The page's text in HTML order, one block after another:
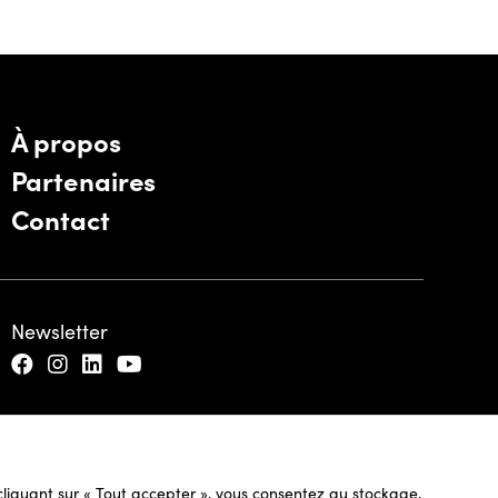
sur « Tout accepter », vous consentez au stockage,
À propos
Partenaires
Contact
Newsletter